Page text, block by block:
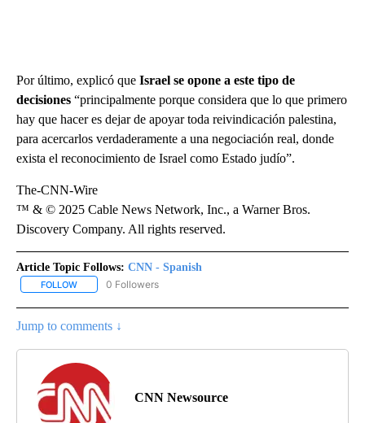
Por último, explicó que Israel se opone a este tipo de
decisiones “principalmente porque considera que lo que primero
hay que hacer es dejar de apoyar toda reivindicación palestina,
para acercarlos verdaderamente a una negociación real, donde
exista el reconocimiento de Israel como Estado judío”.
The-CNN-Wire
™ & © 2025 Cable News Network, Inc., a Warner Bros.
Discovery Company. All rights reserved.
Article Topic Follows: CNN - Spanish
FOLLOW FOLLOW "CNN - SPANISH" TO RECEIVE NOTIFICATIONS ABOUT
0 Followers
Jump to comments ↓
CNN Newsource